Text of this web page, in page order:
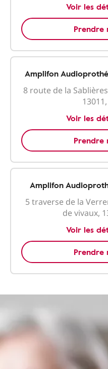
Voir les
Prendre
Amplifon
8 route de la
Voir les
Prendre
Amplifon
5 traverse de la
de vivaux,
Voir les
Prendre